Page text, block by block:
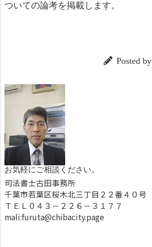
ついての論考を掲載します。
Posted by
お気軽にご相談ください。
司法書士古田事務所
千葉市若葉区桜木北三丁目２２番４０号
ＴＥＬ０４３－２２６－３１７７
mali:furuta@chibacity.page